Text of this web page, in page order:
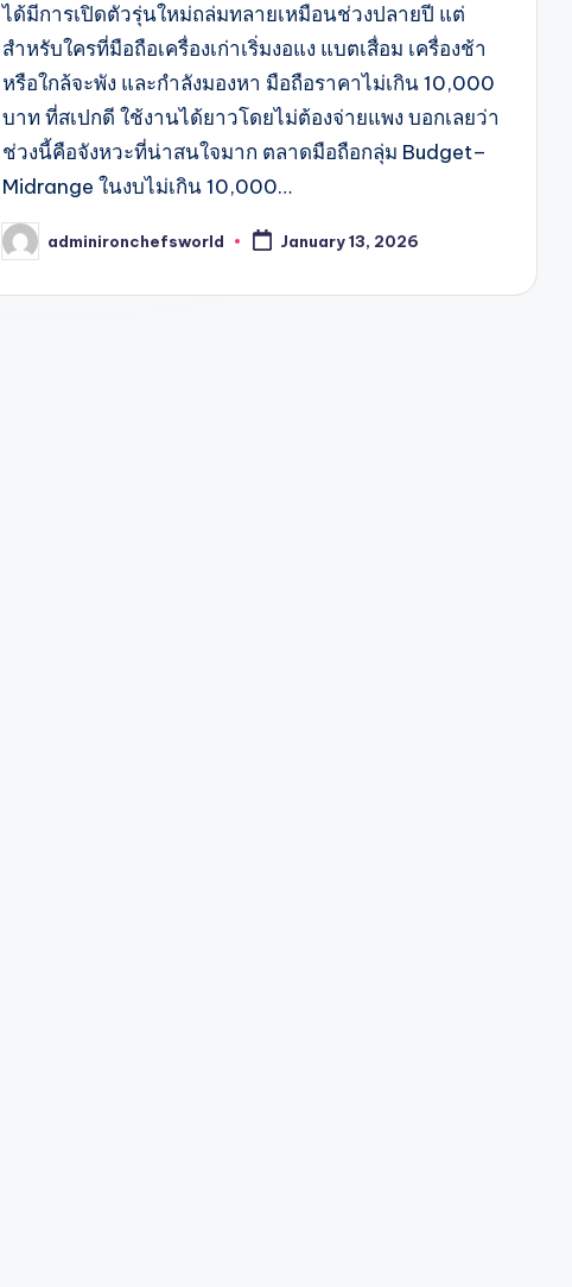
ได้มีการเปิดตัวรุ่นใหม่ถล่มทลายเหมือนช่วงปลายปี แต่
สำหรับใครที่มือถือเครื่องเก่าเริ่มงอแง แบตเสื่อม เครื่องช้า
หรือใกล้จะพัง และกำลังมองหา มือถือราคาไม่เกิน 10,000
บาท ที่สเปกดี ใช้งานได้ยาวโดยไม่ต้องจ่ายแพง บอกเลยว่า
ช่วงนี้คือจังหวะที่น่าสนใจมาก ตลาดมือถือกลุ่ม Budget–
Midrange ในงบไม่เกิน 10,000…
Posted
by
adminironchefsworld January 13, 2026